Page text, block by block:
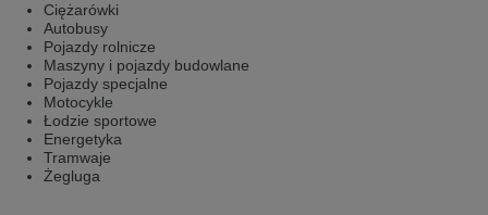
Váš prohlížeč se zdá být v jiném jazyce, než je právě používaný jazyk. Tato
stránka je také k dispozici v němčině. Přejete si přejít na německou verzi?
Přepněte na německou verzi
Wir haben erkannt, dass ihr Browser eine andere Sprache als die derzeit
angezeigte bevorzugt. Diese Webseite ist auch auf Deutsch verfügbar.
Möchten Sie zur Deutschen Version wechseln?
Zur deutschen Version wechseln
Ciężarówki
Autobusy
Pojazdy rolnicze
Maszyny i pojazdy budowlane
Pojazdy specjalne
Motocykle
Łodzie sportowe
Energetyka
Tramwaje
Żegluga